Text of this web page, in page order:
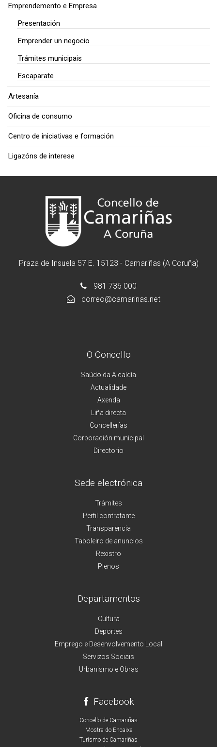
Emprendemento e Empresa
Presentación
Emprender un negocio
Trámites municipais
Escaparate
Artesanía
Oficina de consumo
Centro de iniciativas e formación
Ligazóns de interese
Praza de Insuela 57 E. 15123 - Camariñas (A Coruña)
981 736 000
correo@camarinas.net
O Concello
Saúdo da Alcaldía
Actualidade
Axenda
Liña directa
Concellerías
Corporación municipal
Directorio
Sede electrónica
Trámites
Perfil contratante
Transparencia
Taboleiro de anuncios
Rexistro
Plenos
Departamentos
Cultura
Deportes
Emprego e Desenvolvemento Local
Servizos Sociais
Urbanismo e Obras
Facebook
Concello de Camariñas
Mostra do Encaixe
Turismo de Camariñas